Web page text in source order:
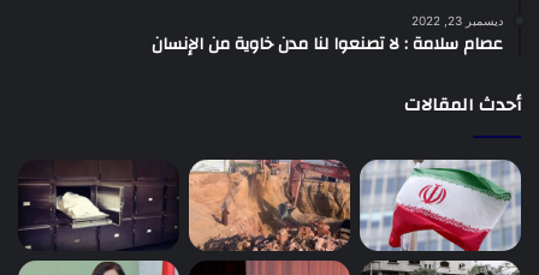
ديسمبر 23, 2022
عصام سلامة : لا تصنعوا لنا مدن خاوية من الإنسان
أحدث المقالات